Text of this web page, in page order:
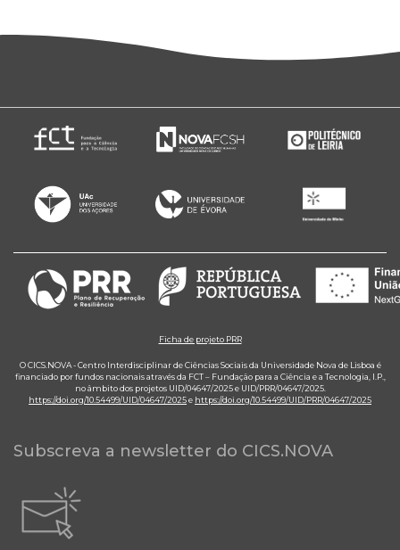
Ficha de projeto PRR
O CICS.NOVA - Centro Interdisciplinar de Ciências Sociais da Universidade Nova de Lisboa é
financiado por fundos nacionais através da FCT – Fundação para a Ciência e a Tecnologia, I.P.,
no âmbito dos projetos UID/04647/2025 e UID/PRR/04647/2025.
https://doi.org/10.54499/UID/04647/2025e https://doi.org/10.54499/UID/PRR/04647/2025
Subscreva a newsletter do CICS.NOVA